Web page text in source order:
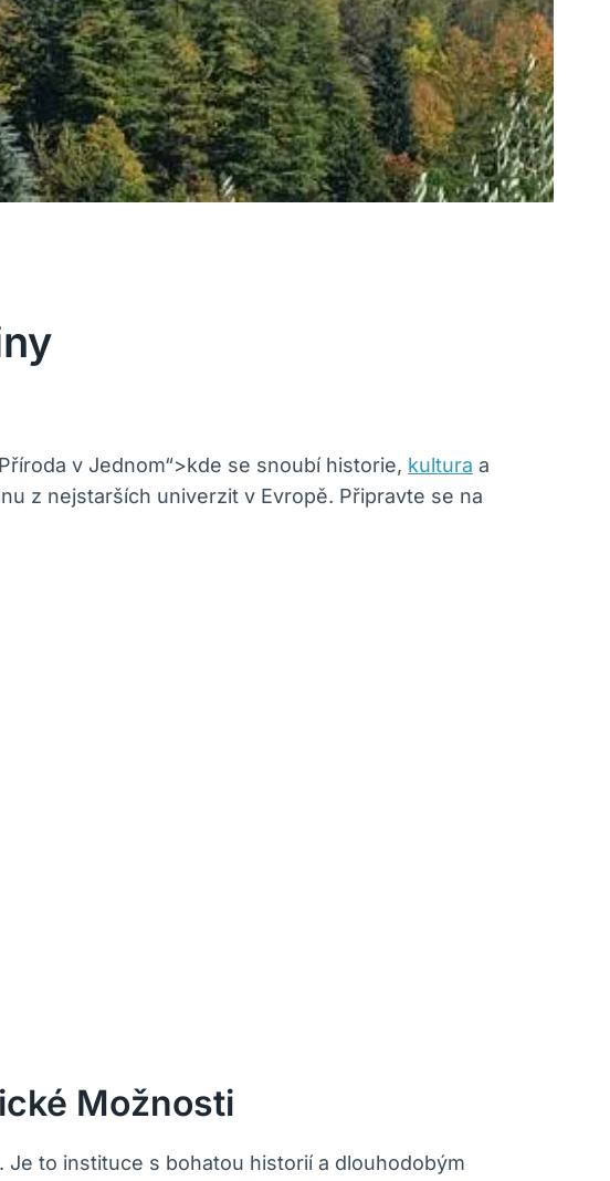
v Jednom“>kde se snoubí historie, kultura a
z nejstarších univerzit v Evropě. Připravte se na
Možnosti
to instituce s bohatou historií a dlouhodobým